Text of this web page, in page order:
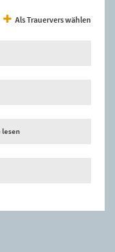
Als Trauervers wählen
lesen